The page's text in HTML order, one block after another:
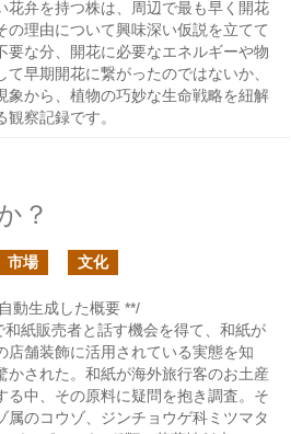
花弁を持つ株は、周辺で最も早く開花
の理由について興味深い仮説を立てて
要な分、開花に必要なエネルギーや物
早期開花に繋がったのではないか、
象から、植物の巧妙な生命戦略を紐解
察記録です。
？
市場 文化
動生成した概要 **/
和紙販売者と話す機会を得て、和紙が
店舗装飾に活用されている実態を知
かされた。和紙が海外旅行客のお土産
る中、その原料に疑問を抱き調査。そ
属のコウゾ、ジンチョウゲ科ミツマタ